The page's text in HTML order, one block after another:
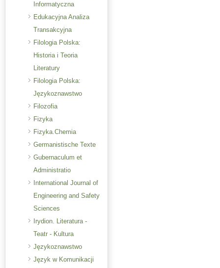
Informatyczna
Edukacyjna Analiza
Transakcyjna
Filologia Polska:
Historia i Teoria
Literatury
Filologia Polska:
Językoznawstwo
Filozofia
Fizyka
Fizyka.Chemia
Germanistische Texte
Gubernaculum et
Administratio
International Journal of
Engineering and Safety
Sciences
Irydion. Literatura -
Teatr - Kultura
Językoznawstwo
Język w Komunikacji